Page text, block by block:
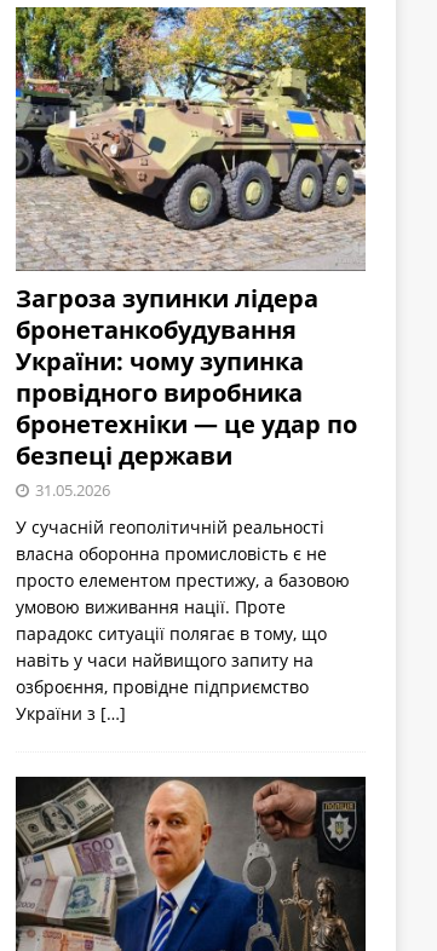
Загроза зупинки лідера
бронетанкобудування
України: чому зупинка
провідного виробника
бронетехніки — це удар по
безпеці держави
31.05.2026
У сучасній геополітичній реальності
власна оборонна промисловість є не
просто елементом престижу, а базовою
умовою виживання нації. Проте
парадокс ситуації полягає в тому, що
навіть у часи найвищого запиту на
озброєння, провідне підприємство
України з […]